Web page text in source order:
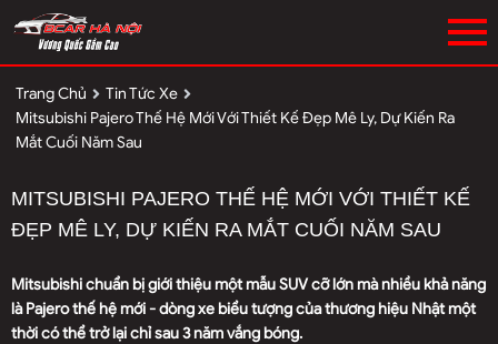
Trang Chủ
Tin Tức Xe
Mitsubishi Pajero Thế Hệ Mới Với Thiết Kế Đẹp Mê Ly, Dự Kiến Ra
Mắt Cuối Năm Sau
MITSUBISHI PAJERO THẾ HỆ MỚI VỚI THIẾT KẾ
ĐẸP MÊ LY, DỰ KIẾN RA MẮT CUỐI NĂM SAU
Mitsubishi chuẩn bị giới thiệu một mẫu SUV cỡ lớn mà nhiều khả năng
là Pajero thế hệ mới - dòng xe biểu tượng của thương hiệu Nhật một
thời có thể trở lại chỉ sau 3 năm vắng bóng.